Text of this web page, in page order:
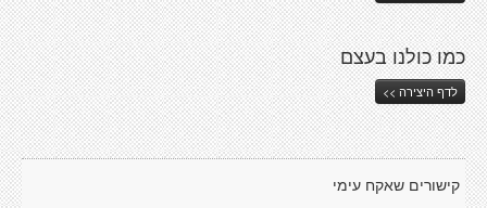
כמו כולנו בעצם
לדף היצירה >>
קישורים שאקח עימי